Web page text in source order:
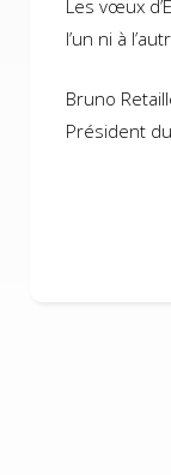
Les vœux
l’un ni à
Bruno
Président